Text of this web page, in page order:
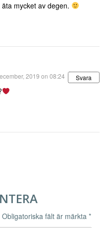
mycket av degen.
2019 on 08:24 Svara
Obligatoriska fält är märkta *